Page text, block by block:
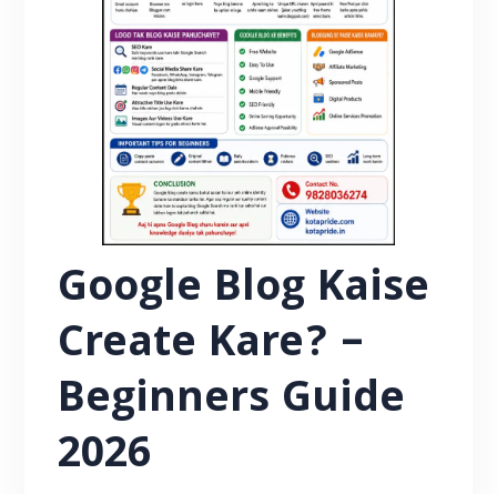
Google Blog Kaise
Create Kare? –
Beginners Guide
2026